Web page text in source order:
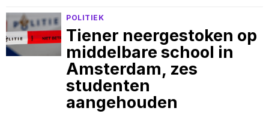
POLITIEK
Tiener neergestoken op
middelbare school in
Amsterdam, zes
studenten
aangehouden